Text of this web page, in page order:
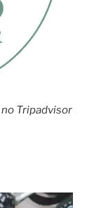
no Tripadvisor